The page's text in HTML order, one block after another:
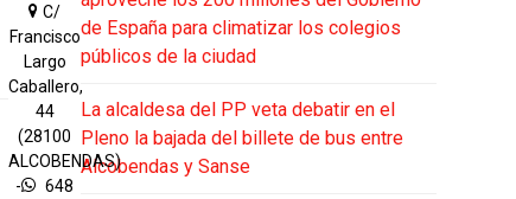
de España para climatizar los colegios
públicos de la ciudad
La alcaldesa del PP veta debatir en el
Pleno la bajada del billete de bus entre
Alcobendas y Sanse
C/
Francisco
Largo
Caballero,
44
(28100
ALCOBENDAS)
-
648